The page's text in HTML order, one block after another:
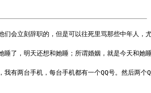
们会立刻辞职的，但是可以往死里骂那些中年人，
睡了，明天还想和她睡；所谓婚姻，就是今天和
我有两台手机，每台手机都有一个QQ号。然后